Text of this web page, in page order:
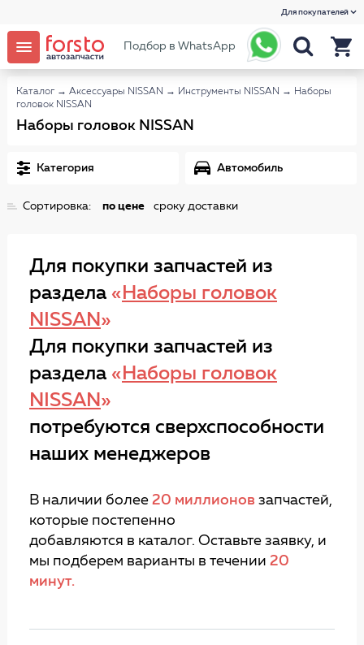
Для покупателей
Подбор в WhatsApp
Каталог → Аксессуары NISSAN → Инструменты NISSAN → Наборы
головок NISSAN
Наборы головок NISSAN
Категория Автомобиль
Сортировка: по цене сроку доставки
Для покупки запчастей из
раздела « Наборы головок
NISSAN »
Для покупки запчастей из
раздела « Наборы головок
NISSAN »
потребуются сверхспособности
наших менеджеров
В наличии более 20 миллионов запчастей,
которые постепенно
добавляются в каталог. Оставьте заявку, и
мы подберем варианты в течении 20
минут.